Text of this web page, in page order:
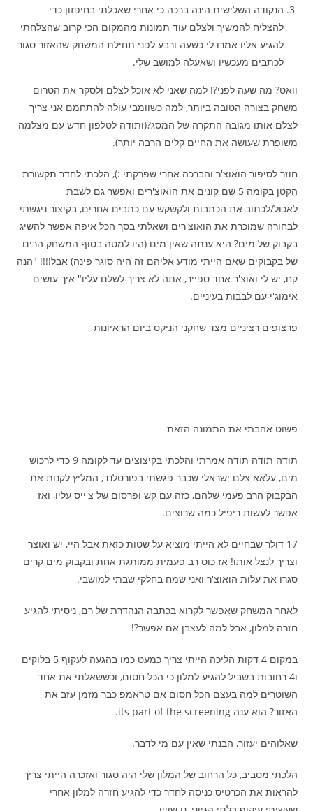
הנקודה השלישית הינה ברכה כי אחרי שאכלתי בחיפזון כדי
להצליח להמשיך ולצלם עוד תמונות מהמקום הכי קרוב שהצלחתי
להגיע אליו אמרו לי כשעה ורבע לפני תחילת המשחק שהאזור סגור
לכתבים מעכשיו ושאעלה למושב שלי.
וואט? מה שעה לפני?! למה שאני לא אוכל לצלם ולסקר את הטרום
משחק בצורה הטובה ביותר, למה כשוומבי עולה להתחמם אני צריך
לצלם אותו מגובה התקרה של המסג?(ותודה לטלפון חדש עם מצלמה
משופרת שעושה את החיים קלים הרבה יותר).
חוזר לסיפור הואוצ'ר והברכה אחרי שפרקתי :), הלכתי לחדר תקשורת
הקטן בקומה 5 שם קונים את הואוצ'רים ואפשר גם לשבת
לאכול/לכתוב את הכתבות ולקשקש עם כתבים אחרים, בקיצור ניגשתי
לבחורה שמוכרת את הואוצ'רים ושאלתי בסך הכל איפה אפשר להשיג
בקבוק של מים? היא ענתה שאין מים (היו למטה בסוף המשחק הרים
של בקבוקים שאם הייתי מודע אליהם זה היה סוגר פינה) אבל!!!! "הנה
קח, יש לי ואוצ'ר אחד ספייר, אתה לא צריך לשלם עליו" איך עושים
אימוג'י עם לבבות בעיניים.
פרצופים רציניים מצד שחקני הניקס ביום הראיונות
פשוט אהבתי את התמונה הזאת
תודה תודה תודה אמרתי והלכתי בקיצוצים עד לקומה 9 כדי לרכוש
מים, עלאא צלם ישראלי שכבר פגשתי בפורטלנד, המליץ לקנות את
הבקבוק הרב פעמי שלהם, כזה עם קש ופרסום של צ'ייס עליו, ואז
אפשר לעשות ריפיל כמה שרוצים.
17 דולר שבחיים לא הייתי מוציא על שטות כזאת אבל היי, יש ואוצר
וצריך לנצל אותו! אז כוס רב פעמית ממותגת אחת ובקבוק מים קרים
סגרו את עלות הואוצ'ר ואני שמח בחלקי שבתי למושבי.
לאחר המשחק שאפשר לקרוא בכתבה הנהדרת של רם, ניסיתי להגיע
חזרה למלון, אבל למה לעצבן אם אפשר?!
במקום 4 דקות הליכה הייתי צריך כמעט כמו בהגעה לעקוף 5 בלוקים
ו4 רחובות בשביל להגיע למלון כי הכל חסום, וכששאלתי את אחד
השוטרים למה בעצם הכל חסום אם טראמפ כבר מזמן עזב את
האזור? הוא ענה its part of the screening.
שאלוהים יעזור, הבנתי שאין עם מי לדבר.
הלכתי מסביב, כל הרחוב של המלון שלי היה סגור ואזכרה הייתי צריך
להראות את הכרטיס כניסה לחדר כדי להגיע חזרה למלון אחרי